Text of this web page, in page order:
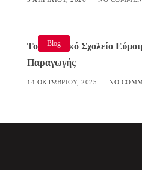
Blog
Το Δημοτικό Σχολείο
Παραγωγής
14 ΟΚΤΩΒΡΊΟΥ, 2025 NO